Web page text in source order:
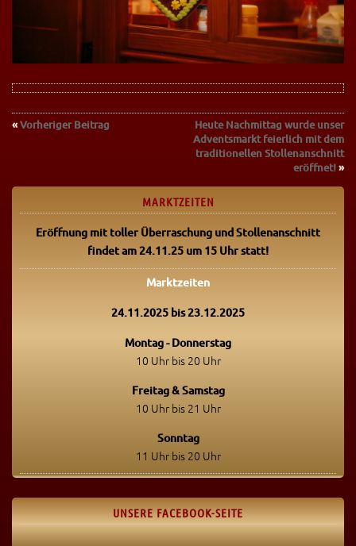
«Vorheriger Beitrag
Heute Nachmittag wurde unser
Adventsmarkt feierlich mit dem
traditionellen Stollenanschnitt
eröffnet!»
MARKTZEITEN
Eröffnung mit toller Überraschung und Stollenanschnitt
findet am 24.11.25 um 15 Uhr statt!
Marktzeiten
24.11.2025 bis 23.12.2025
Montag - Donnerstag
10 Uhr bis 20 Uhr
Freitag & Samstag
10 Uhr bis 21 Uhr
Sonntag
11 Uhr bis 20 Uhr
UNSERE FACEBOOK-SEITE